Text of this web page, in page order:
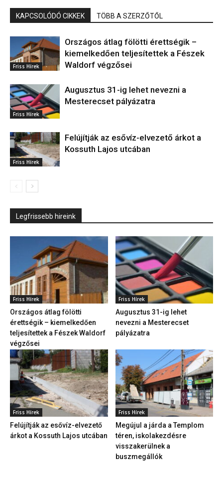
KAPCSOLÓDÓ CIKKEK TÖBB A SZERZŐTŐL
Friss Hírek
Országos átlag fölötti érettségik –
kiemelkedően teljesítettek a Fészek
Waldorf végzősei
Friss Hírek
Augusztus 31-ig lehet nevezni a
Mesterecset pályázatra
Friss Hírek
Felújítják az esővíz-elvezető árkot a
Kossuth Lajos utcában
Legfrissebb hireink
Friss Hírek
Országos átlag fölötti
érettségik – kiemelkedően
teljesítettek a Fészek Waldorf
végzősei
Friss Hírek
Augusztus 31-ig lehet
nevezni a Mesterecset
pályázatra
Friss Hírek
Felújítják az esővíz-elvezető
árkot a Kossuth Lajos utcában
Friss Hírek
Megújul a járda a Templom
téren, iskolakezdésre
visszakerülnek a
buszmegállók